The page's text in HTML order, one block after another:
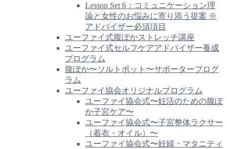
Lesson Set 6：コミュニケーション理
論と女性のお悩みに寄り添う提案 ※
アドバイザー必須項目
ユーファイ式腹ぽかストレッチ講座
ユーファイ式セルフケアアドバイザー養成
プログラム
腹ぽか〜ソルトポット〜サポータープログ
ラム
ユーファイ協会オリジナルプログラム
ユーファイ協会式〜妊活のための腹ぽ
か子宮ケア〜
ユーファイ協会式〜子宮整体ラクサー
（着衣・オイル）〜
ユーファイ協会式〜妊婦・マタニティ